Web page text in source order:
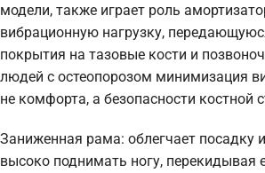
модели, также играет роль
вибрационную нагрузку,
покрытия на тазовые кости и
людей с остеопорозом минимизация
не комфорта, а безопасности костной
Заниженная рама: облегчает посадку
высоко поднимать ногу, перекидывая